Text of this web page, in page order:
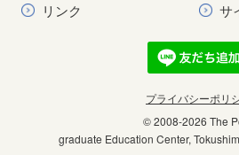
リンク サ
プライバシーポリ
© 2008-2026 The
graduate Education Center,